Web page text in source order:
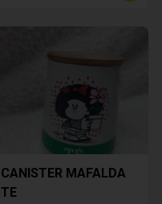
CANISTER MAFALDA
TE